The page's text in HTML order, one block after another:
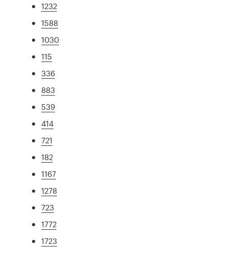
1232
1588
1030
115
336
883
539
414
721
182
1167
1278
723
1772
1723